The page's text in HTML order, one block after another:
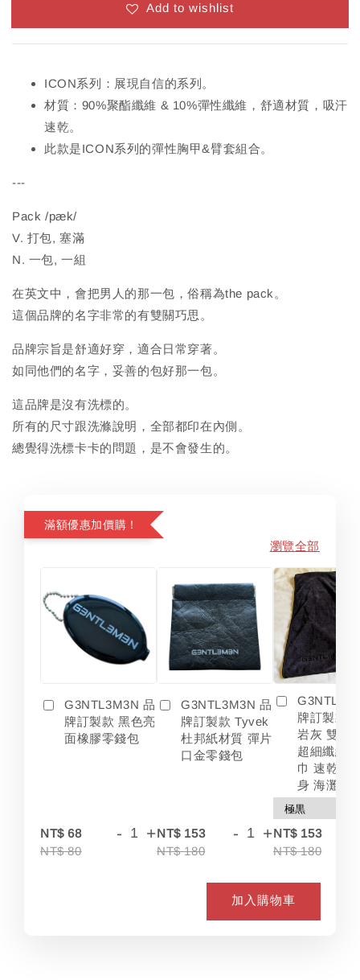
Add to wishlist
ICON系列：展現自信的系列。
材質：90%聚酯纖維 & 10%彈性纖維，舒適材質，吸汗
速乾。
此款是ICON系列的彈性胸甲&臂套組合。
---
Pack /pæk/
V. 打包, 塞滿
N. 一包, 一組
在英文中，會把男人的那一包，俗稱為the pack。
這個品牌的名字非常的有雙關巧思。
品牌宗旨是舒適好穿，適合日常穿著。
如同他們的名字，妥善的包好那一包。
這品牌是沒有洗標的。
所有的尺寸跟洗滌說明，全部都印在內側。
總覺得洗標卡卡的問題，是不會發生的。
滿額優惠加價購！
瀏覽全部
G3NTL3M3N 品
牌訂製款 黑色亮
面橡膠零錢包
NT$ 68
NT$ 80
- +
G3NTL3M3N 品
牌訂製款 Tyvek
杜邦紙材質 彈片
口金零錢包
NT$ 153
NT$ 180
- +
牌訂製款
岩灰 雙色
超細纖維
巾 速乾 吸
身 海灘
NT$ 153
NT$ 180
加入購物車